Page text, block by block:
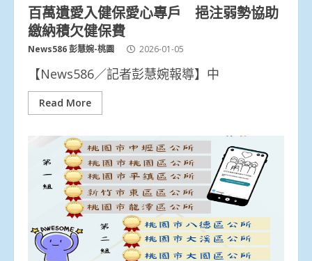
百萬遺愛入健保愛心專戶 挹注弱勢協助
繳納積欠健保費
News586 彭慧婉-桃園 2026-01-05
【News586／記者彭慧婉報導】中
Read More